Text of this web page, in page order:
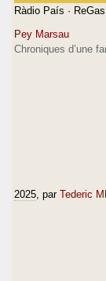
Ràdio País ·
Pey Marsau
Chroniques d’une
2025 , par Tederic